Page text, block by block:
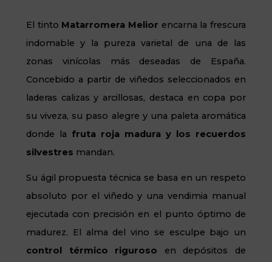
El tinto Matarromera Melior encarna la frescura
indomable y la pureza varietal de una de las
zonas vinícolas más deseadas de España.
Concebido a partir de viñedos seleccionados en
laderas calizas y arcillosas, destaca en copa por
su viveza, su paso alegre y una paleta aromática
donde la fruta roja madura y los recuerdos
silvestres mandan.
Su ágil propuesta técnica se basa en un respeto
absoluto por el viñedo y una vendimia manual
ejecutada con precisión en el punto óptimo de
madurez. El alma del vino se esculpe bajo un
control térmico riguroso en depósitos de